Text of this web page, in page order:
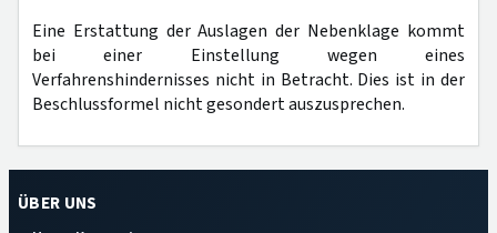
Eine Erstattung der Auslagen der Nebenklage kommt
bei einer Einstellung wegen eines
Verfahrenshindernisses nicht in Betracht. Dies ist in der
Beschlussformel nicht gesondert auszusprechen.
ÜBER UNS